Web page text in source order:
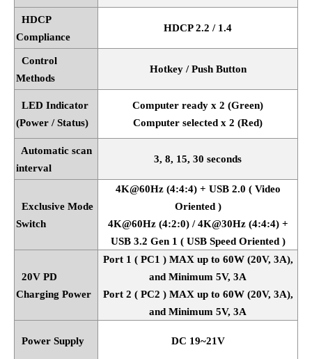
HDCP
Compliance
HDCP 2.2 / 1.4
Control
Methods
Hotkey / Push Button
LED Indicator
(Power / Status)
Computer ready x 2 (Green)
Computer selected x 2 (Red)
Automatic scan
interval
3, 8, 15, 30 seconds
Exclusive Mode
Switch
4K@60Hz (4:4:4) + USB 2.0 ( Video
Oriented )
4K@60Hz (4:2:0) / 4K@30Hz (4:4:4) +
USB 3.2 Gen 1 ( USB Speed Oriented )
20V PD
Charging Power
Port 1 ( PC1 ) MAX up to 60W (20V, 3A),
and Minimum 5V, 3A
Port 2 ( PC2 ) MAX up to 60W (20V, 3A),
and Minimum 5V, 3A
Power Supply DC 19~21V